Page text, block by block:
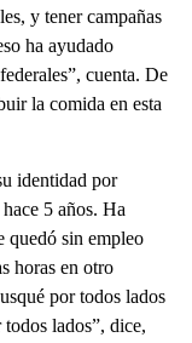
y tener campañas
ha ayudado
cuenta. De
la comida en esta
identidad por
5 años. Ha
quedó sin empleo
horas en otro
por todos lados
lados”, dice,